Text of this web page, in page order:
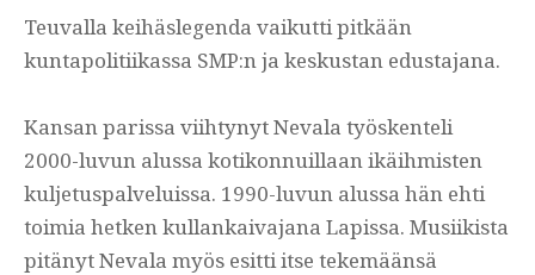
Teuvalla keihäslegenda vaikutti pitkään
kuntapolitiikassa SMP:n ja keskustan edustajana.
Kansan parissa viihtynyt Nevala työskenteli
2000-luvun alussa kotikonnuillaan ikäihmisten
kuljetuspalveluissa. 1990-luvun alussa hän ehti
toimia hetken kullankaivajana Lapissa. Musiikista
pitänyt Nevala myös esitti itse tekemäänsä